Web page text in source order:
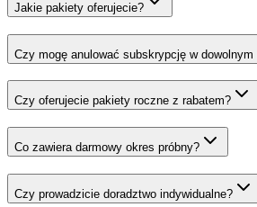
Jakie pakiety oferujecie?
Czy mogę anulować subskrypcję w dowolnym
Czy oferujecie pakiety roczne z rabatem?
Co zawiera darmowy okres próbny?
Czy prowadzicie doradztwo indywidualne?